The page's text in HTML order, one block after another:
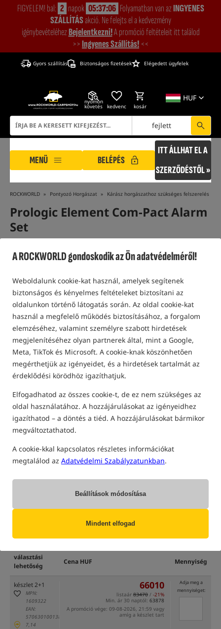
A ROCKWORLD gondoskodik az Ön adatvédelméről!
Weboldalunk cookie-kat használ, amelyek segítenek
biztonságos és kényelmes feltételeket biztosítani az
oldalunkon történő látogatás során. Az oldal cookie-kat
használ a megfelelő működés biztosításához, a forgalom
elemzéséhez, valamint személyre szabott hirdetések
megjelenítéséhez olyan partnerek által, mint a Google,
Meta, TikTok és Microsoft. A cookie-knak köszönhetően
megérthetjük az igényeidet, és a hirdetések tartalmát az
érdeklődési körödhöz igazíthatjuk.
Elfogadhatod az összes cookie-t, de ez nem szükséges az
oldal használatához. A hozzájárulásokat az igényeidhez
igazíthatod – a döntés a tiéd. A hozzájárulásokat bármikor
megváltoztathatod.
A cookie-kkal kapcsolatos részletes információkat
megtalálod az Adatvédelmi Szabályzatunkban.
Beállítások módosítása
Mindent elfogad
FIGYELEM! bal: 2 napok 05:37:05 Folyamatban van azINGYENES
SZÁLLÍTÁSakció. Ne felejts el a kedvezmény
igénybevételéhezBejelentkezni!A promóció feltételeit itt találod
>>Ingyenes Szállítás! <<
Gyors szállítás Biztonságos fizetések Elégedett ügyfelek
HUF
nyomon
követés kedvenc kosár
fejlett
MENÜ BELÉPÉS
ITT ÁLLHAT EL A
SZERZŐDÉSTŐL »
ROCKWORLD Pontyozó Horgászat Kárász horgászathoz szükséges felszerelés
Prologic Element Com-Pact Alarm
Set
vevőegységgel /Prologic
0 vélemények
Különleges ajánlat
(Bizonyos opciók elrejthetők a kiválasztott szűrési mód miatt)
választási
lehetőség
Cena HUF Mennyiség
készlet 2+1
MPN:
1609322
EAN:
5706301001382
7,14
66010
listaár 83470 / -21%
Min. ár 30 naptól: 63878
A promóció vége: 09-08-2026, 21:59 vagy
amíg a készlet tart
Adja meg a
mennyiséget: